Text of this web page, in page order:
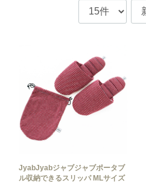
JyabJyabジャブジャブポータブ
ル収納できるスリッパ MLサイズ